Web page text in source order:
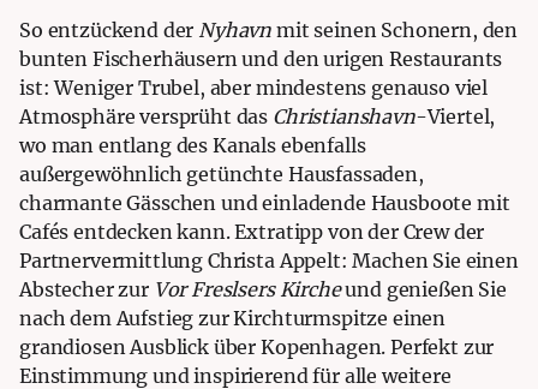
So entzückend der Nyhavn mit seinen Schonern, den
bunten Fischerhäusern und den urigen Restaurants
ist: Weniger Trubel, aber mindestens genauso viel
Atmosphäre versprüht das Christianshavn-Viertel,
wo man entlang des Kanals ebenfalls
außergewöhnlich getünchte Hausfassaden,
charmante Gässchen und einladende Hausboote mit
Cafés entdecken kann. Extratipp von der Crew der
Partnervermittlung Christa Appelt: Machen Sie einen
Abstecher zur Vor Freslsers Kircheund genießen Sie
nach dem Aufstieg zur Kirchturmspitze einen
grandiosen Ausblick über Kopenhagen. Perfekt zur
Einstimmung und inspirierend für alle weitere